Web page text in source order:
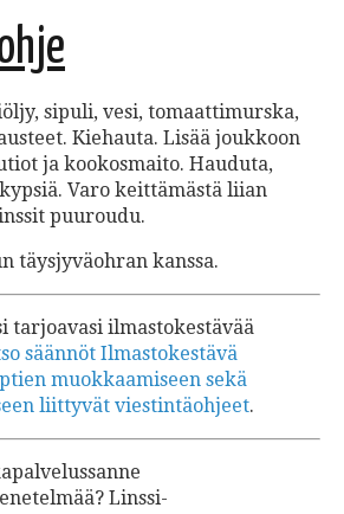
sipuli, vesi, tomaattimurska,
Kiehauta. Lisää joukkoon
ja kookosmaito. Hauduta,
Varo keittämästä liian
puuroudu.
täysjyväohran kanssa.
tarjoavasi ilmastokestävää
säännöt Ilmastokestävä
muokkaamiseen sekä
liittyvät viestintäohjeet.
Linssi-